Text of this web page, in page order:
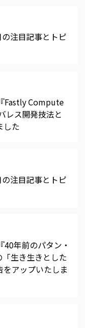
注目記事とトピ
Fastly Compute
レス開発技法と
した
注目記事とトピ
年前のパタン・
生き生きとした
アップいたしま